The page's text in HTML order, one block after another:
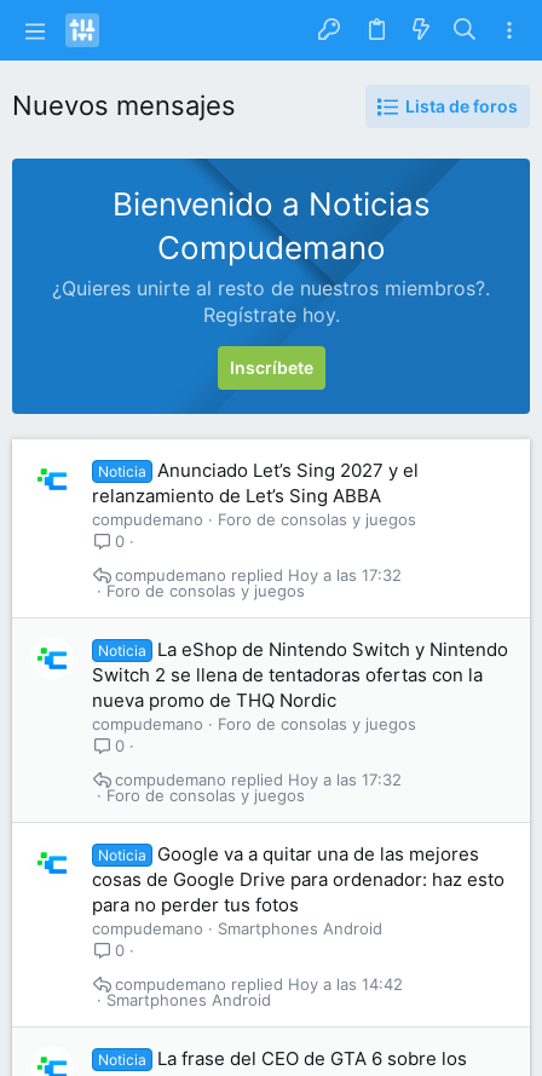
Nuevos mensajes Lista de foros
Bienvenido a Noticias
Compudemano
¿Quieres unirte al resto de nuestros miembros?.
Regístrate hoy.
Inscríbete
Noticia
Anunciado Let’s Sing 2027 y el
relanzamiento de Let’s Sing ABBA
compudemano
Foro de consolas y juegos
0
Foro de consolas y juegos
Hoy a las 17:32
compudemano
Noticia
La eShop de Nintendo Switch y Nintendo
Switch 2 se llena de tentadoras ofertas con la
nueva promo de THQ Nordic
compudemano
Foro de consolas y juegos
0
Foro de consolas y juegos
Hoy a las 17:32
compudemano
Noticia
Google va a quitar una de las mejores
cosas de Google Drive para ordenador: haz esto
para no perder tus fotos
compudemano
Smartphones Android
0
Smartphones Android
Hoy a las 14:42
compudemano
Noticia
La frase del CEO de GTA 6 sobre los